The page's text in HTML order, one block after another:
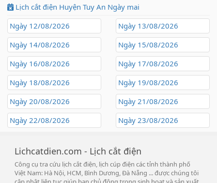
Lịch cắt điện Huyện Tuy An Ngày mai
Ngày 12/08/2026
Ngày 13/08/2026
Ngày 14/08/2026
Ngày 15/08/2026
Ngày 16/08/2026
Ngày 17/08/2026
Ngày 18/08/2026
Ngày 19/08/2026
Ngày 20/08/2026
Ngày 21/08/2026
Ngày 22/08/2026
Ngày 23/08/2026
Lichcatdien.com - Lịch cắt điện
Công cụ tra cứu lịch cắt điện, lịch cúp điện các tỉnh thành phố
Việt Nam: Hà Nội, HCM, Bình Dương, Đà Nẵng ... được chúng tôi